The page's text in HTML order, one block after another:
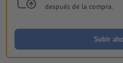
después de la compra.
Subir